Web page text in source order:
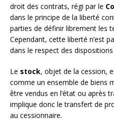
droit des contrats, régi par le
dans le principe de la liberté
parties de définir librement les
Cependant, cette liberté n’est
dans le respect des
Le stock, objet de la cession,
comme un ensemble de biens
être vendus en l’état ou après
implique donc le transfert de
au cessionnaire.